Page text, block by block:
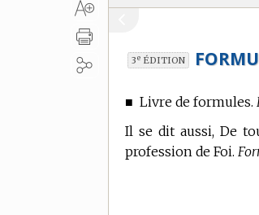
3e ÉDITION
■ Livre de formules.
Il se dit aussi, De
profession de Foi.